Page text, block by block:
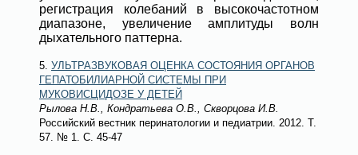
регистрация колебаний в высокочастотном
диапазоне, увеличение амплитуды волн
дыхательного паттерна.
5. УЛЬТРАЗВУКОВАЯ ОЦЕНКА СОСТОЯНИЯ ОРГАНОВ
ГЕПАТОБИЛИАРНОЙ СИСТЕМЫ ПРИ
МУКОВИСЦИДОЗЕ У ДЕТЕЙ
Рылова Н.В., Кондратьева О.В., Скворцова И.В.
Российский вестник перинатологии и педиатрии . 2012. Т.
57. № 1 . С. 45-47